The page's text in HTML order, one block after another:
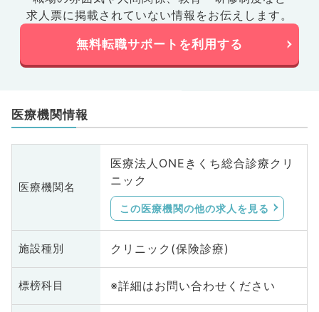
求人票に掲載されていない情報をお伝えします。
無料転職サポートを利用する
医療機関情報
医療機関名
医療法人ONEきくち総合診療クリ
ニック
この医療機関の他の求人を見る
施設種別 クリニック(保険診療)
標榜科目 ※詳細はお問い合わせください